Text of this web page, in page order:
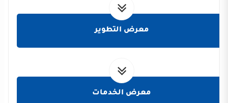
معرض التطوير
معرض الخدمات